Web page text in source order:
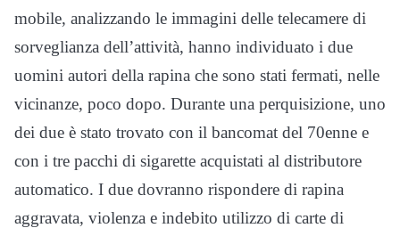
mobile, analizzando le immagini delle telecamere di
sorveglianza dell’attività, hanno individuato i due
uomini autori della rapina che sono stati fermati, nelle
vicinanze, poco dopo. Durante una perquisizione, uno
dei due è stato trovato con il bancomat del 70enne e
con i tre pacchi di sigarette acquistati al distributore
automatico. I due dovranno rispondere di rapina
aggravata, violenza e indebito utilizzo di carte di